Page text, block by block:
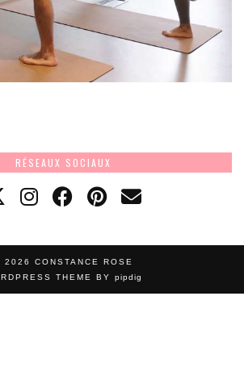
RÉSEAUX SOCIAUX
2026 CONSTANCE ROSE
THEME BY pipdig